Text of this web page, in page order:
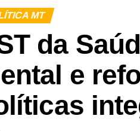
MT
da
e